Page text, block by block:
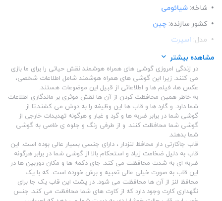
شاخه: شیائومی
کشور سازنده: چین
مدل: اسپرت
ساختار: پلاستیک
مشاهده بیشتر
در زندگی امروزی گوشی های همراه هوشمند نقش حیاتی را برای ما بازی
می کنند. زیرا این گوشی های همراه هوشمند شامل اطلاعات شخصی،
عکس ها، فیلم ها و اطلاعاتی از قبیل این موضوعات هستند.
به خاطر همین محافظت کردن از آن ها نقش موثری بر ماندگاری اطلاعات
شما دارد. و گارد ها و قاب ها این وظیفه را به دوش می کشند.تا از
گوشی شما در برابر ضربه ها و گرد و غبار و هرگونه تهدیدات خارجی از
گوشی شما محافظت کنند. و از طرفی رنگ و جلوه ی خاصی به گوشی
شما بدهند.
قاب جاکارتی دار محافظ لنزدار ، دارای جنسی بسیار عالی بوده است. این
قاب به دلیل ضخامت زیاد و استحکام بالا از گوشی شما در برابر هرگونه
ضربه ای به شدت محافظت می کند. جای دکمه ها و مکان دوربین ها در
این قاب به صورت خیلی عالی تعبیه و برش خورده است. که با یک
محافظ لنز از آن ها محافظت می شود. در پشت این قاب یک جا برای
نگهداری کارت وجود دارد که از کارت های شما محافظت می کند. جنس